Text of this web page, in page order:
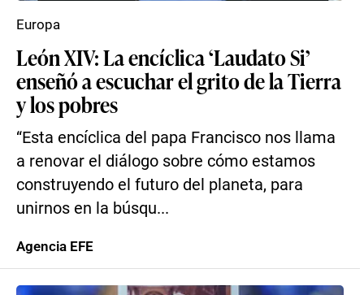
León XIV: La encíclica ‘Laudato Si’
enseñó a escuchar el grito de la Tierra
y los pobres
“Esta encíclica del papa Francisco nos llama
a renovar el diálogo sobre cómo estamos
construyendo el futuro del planeta, para
unirnos en la búsqu...
Europa
Agencia EFE